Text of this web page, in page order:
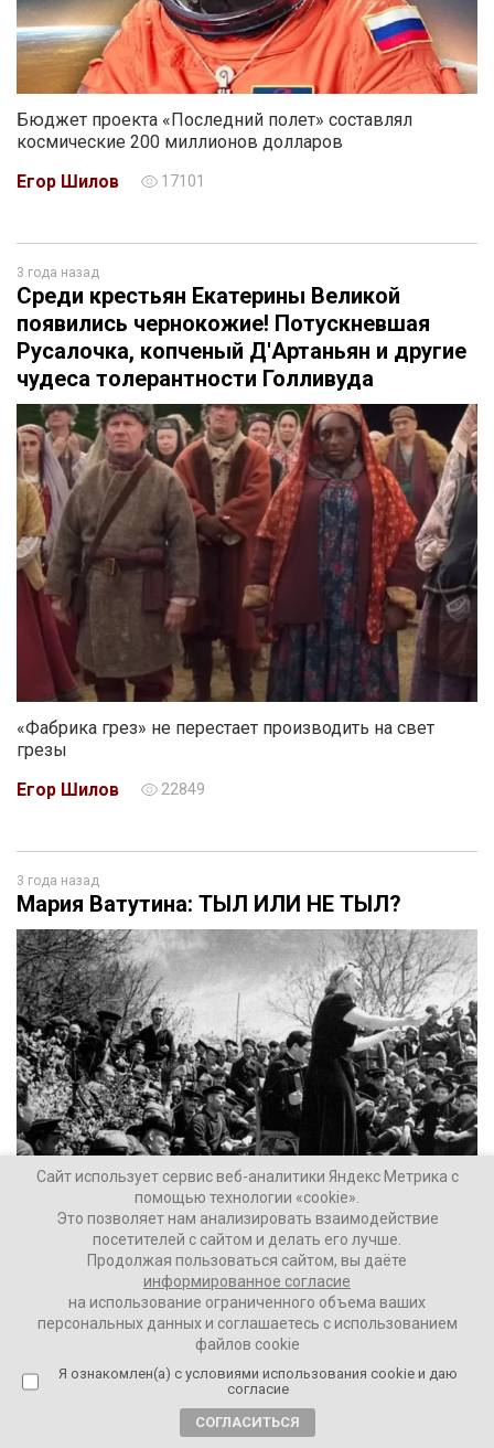
Бюджет проекта «Последний полет» составлял
космические 200 миллионов долларов
Егор Шилов
17101
3 года назад
Среди крестьян Екатерины Великой
появились чернокожие! Потускневшая
Русалочка, копченый Д'Артаньян и другие
чудеса толерантности Голливуда
«Фабрика грез» не перестает производить на свет
грезы
Егор Шилов
22849
3 года назад
Мария Ватутина: ТЫЛ ИЛИ НЕ ТЫЛ?
Нужно не исподволь вытеснять их бизнес или их
имена с афиш, а…
Мария Ватутина
19643
Сайт использует сервис веб-аналитики Яндекс Метрика с
помощью технологии «cookie».
Это позволяет нам анализировать взаимодействие
посетителей с сайтом и делать его лучше.
Продолжая пользоваться сайтом, вы даёте
информированное согласие
на использование ограниченного объема ваших
персональных данных и соглашаетесь с использованием
файлов cookie
Я ознакомлен(а) с условиями использования cookie и даю
согласие
СОГЛАСИТЬСЯ